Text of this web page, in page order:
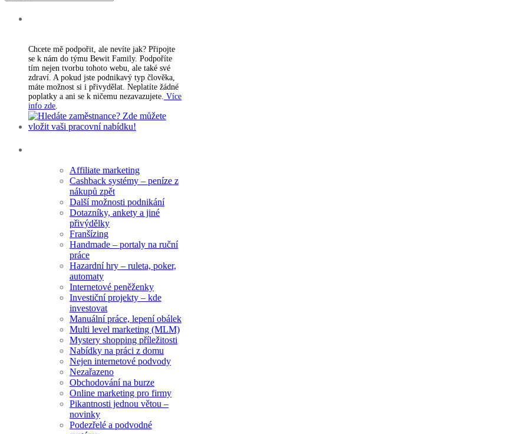
Chcete mě podpořit, ale nevíte jak? Připojte
se k nám do týmu Bewit Family. Podpoříte
tím nejen tvorbu tohoto webu, ale také své
zdraví. A pokud jste podnikavý typ člověka,
máte možnost si i přivydělat. Neplatíte žádné
poplatky a ani se k ničemu nezavazujete. Více
info zde.
Affiliate marketing
Cashback systémy – peníze z
nákupů zpět
Další možnosti podnikání
Dotazníky, ankety a jiné
přivýdělky
Franšízing
Handmade – portaly na ruční
práce
Hazardní hry – ruleta, poker,
automaty
Internetové peněženky
Investiční projekty – kde
investovat
Manuální práce, lepení obálek
Multi level marketing (MLM)
Mystery shopping příležitosti
Nabídky na práci z domu
Nejen internetové podvody
Nezařazeno
Obchodování na burze
Online marketing pro firmy
Pikantnosti jednou větou –
novinky
Podezřelé a podvodné